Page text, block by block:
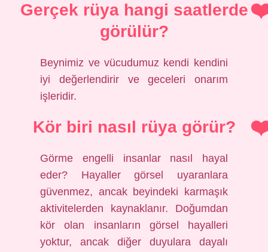
Gerçek rüya hangi saatlerde
görülür?
Beynimiz ve vücudumuz kendi kendini
iyi değerlendirir ve geceleri onarım
işleridir.
Kör biri nasıl rüya görür?
Görme engelli insanlar nasıl hayal
eder? Hayaller görsel uyaranlara
güvenmez, ancak beyindeki karmaşık
aktivitelerden kaynaklanır. Doğumdan
kör olan insanların görsel hayalleri
yoktur, ancak diğer duyulara dayalı